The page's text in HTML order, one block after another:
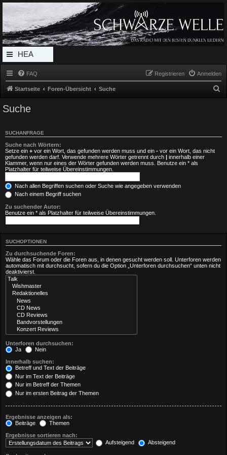
Radio Schwarze Welle Forum
Das Radio mit den Besten Dunklen Liedern
HEA
DERL
MEN
U
FAQ Anmelden
Registrieren
Startseite Foren-Übersicht Suche
e
Suche
SUCHANFRAGE
Suche nach Wörtern:
Setze ein + vor ein Wort, das gefunden werden muss und ein - vor ein Wort, das nicht
gefunden werden darf. Verwende mehrere Wörter getrennt durch | innerhalb einer
Klammer, wenn nur eines der Wörter gefunden werden muss. Benutze ein * als
Platzhalter für teilweise Übereinstimmungen.
Nach allen Begriffen suchen oder Suche wie angegeben verwenden
Nach einem Begriff suchen
Zu suchender Autor:
Benutze ein * als Platzhalter für teilweise Übereinstimmungen.
SUCHOPTIONEN
Zu durchsuchende Foren:
Wähle das Forum oder die Foren aus, in denen gesucht werden soll. Unterforen werden
automatisch mit durchsucht, sofern du die Option „Unterforen durchsuchen“ unten nicht
deaktivierst.
Unterforen durchsuchen:
Ja
Nein
Innerhalb suchen:
Betreff und Text der Beiträge
Nur im Text der Beiträge
Nur im Betreff der Themen
Nur im ersten Beitrag der Themen
Ergebnisse anzeigen als:
Beiträge
Themen
Ergebnisse sortieren nach:
Aufsteigend
Absteigend